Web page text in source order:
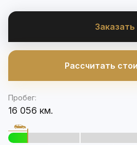
Заказать
Рассчитать
Пробег:
16 056 км.